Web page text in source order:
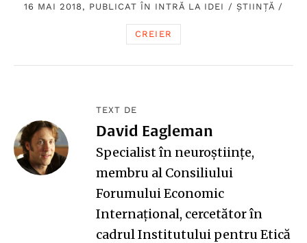
16 MAI 2018, PUBLICAT ÎN INTRĂ LA IDEI / ȘTIINȚĂ /
CREIER
TEXT DE
David Eagleman
Specialist în neuroştiinţe,
membru al Consiliului
Forumului Economic
Internaţional, cercetător în
cadrul Institutului pentru Etică